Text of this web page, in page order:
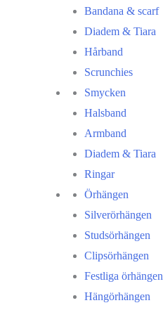
Bandana & scarf
Diadem & Tiara
Hårband
Scrunchies
Smycken
Halsband
Armband
Diadem & Tiara
Ringar
Örhängen
Silverörhängen
Studsörhängen
Clipsörhängen
Festliga örhängen
Hängörhängen